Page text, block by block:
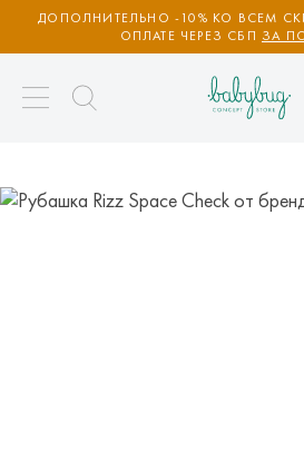
ДОПОЛНИТЕЛЬНО -10% КО ВСЕМ
ОПЛАТЕ ЧЕРЕЗ СБП ЗА